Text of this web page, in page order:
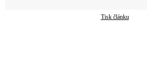
Tisk článku